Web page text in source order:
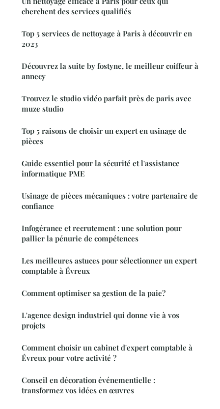
cherchent des services qualifiés
Top 5 services de nettoyage à Paris à découvrir en
2023
Découvrez la suite by fostyne, le meilleur coiffeur à
annecy
Trouvez le studio vidéo parfait près de paris avec
muze studio
Top 5 raisons de choisir un expert en usinage de
pièces
Guide essentiel pour la sécurité et l'assistance
informatique PME
Usinage de pièces mécaniques : votre partenaire de
confiance
Infogérance et recrutement : une solution pour
pallier la pénurie de compétences
Les meilleures astuces pour sélectionner un expert
comptable à Évreux
Comment optimiser sa gestion de la paie?
L'agence design industriel qui donne vie à vos
projets
Comment choisir un cabinet d'expert comptable à
Évreux pour votre activité ?
Conseil en décoration événementielle :
transformez vos idées en œuvres